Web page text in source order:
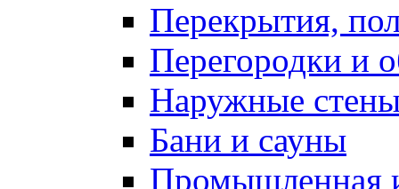
Перекрытия,
Перегородки и
Наружные
Бани и сауны
Промышленная